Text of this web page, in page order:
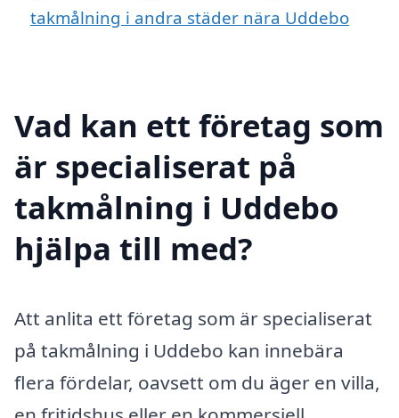
takmålning i andra städer nära Uddebo
Vad kan ett företag som
är specialiserat på
takmålning i Uddebo
hjälpa till med?
Att anlita ett företag som är specialiserat
på takmålning i Uddebo kan innebära
flera fördelar, oavsett om du äger en villa,